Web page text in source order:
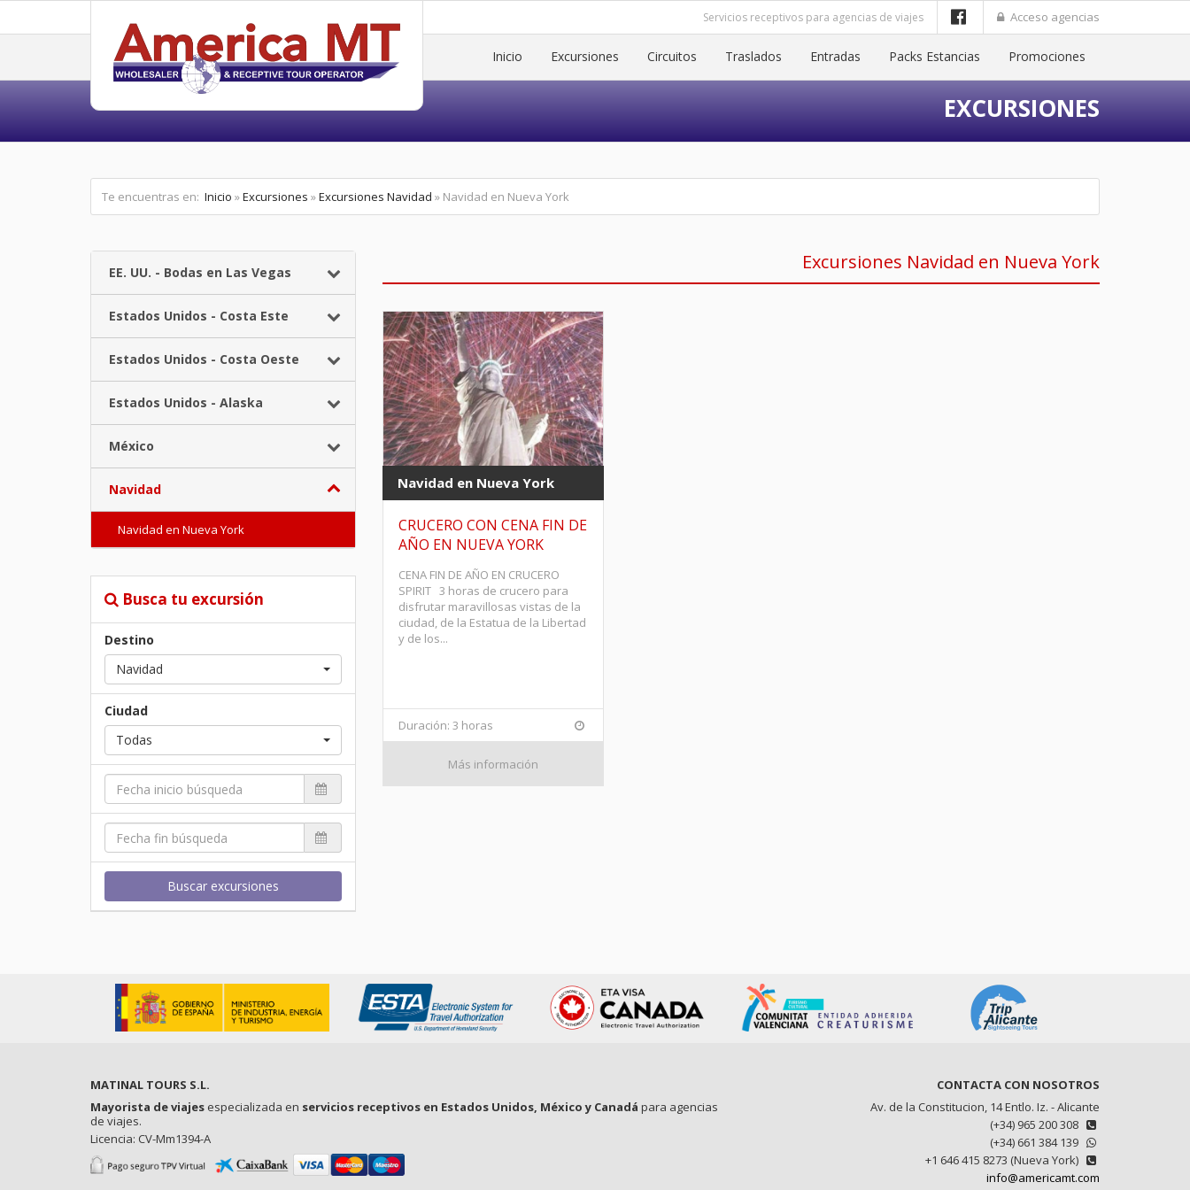
Acceso agencias
Servicios receptivos para agencias de viajes
Inicio Excursiones Circuitos Traslados Entradas Packs Estancias Promociones
EXCURSIONES
Te encuentras en: Inicio »Excursiones »Excursiones Navidad » Navidad en Nueva York
EE. UU. - Bodas en Las Vegas
Estados Unidos - Costa Este
Estados Unidos - Costa Oeste
Estados Unidos - Alaska
México
Navidad
Navidad en Nueva York
Busca tu excursión
Destino
Navidad
Ciudad
Todas
Buscar excursiones
Excursiones Navidad en Nueva York
Navidad en Nueva York
CRUCERO CON CENA FIN DE
AÑO EN NUEVA YORK
CENA FIN DE AÑO EN CRUCERO
SPIRIT 3 horas de crucero para
disfrutar maravillosas vistas de la
ciudad, de la Estatua de la Libertad
y de los...
Duración: 3 horas
Más información
MATINAL TOURS S.L.
Mayorista de viajes especializada en servicios receptivos en Estados Unidos, México y Canadá para agencias
de viajes.
Licencia: CV-Mm1394-A
CONTACTA CON NOSOTROS
Av. de la Constitucion, 14 Entlo. Iz. - Alicante
(+34) 965 200 308
(+34) 661 384 139
+1 646 415 8273 (Nueva York)
info@americamt.com